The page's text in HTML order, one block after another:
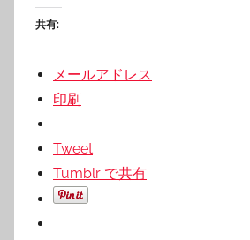
共有:
メールアドレス
印刷
Tweet
Tumblr で共有